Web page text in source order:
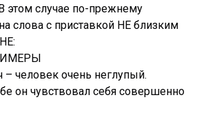
этом случае по-прежнему
слова с приставкой НЕ близким
человек очень неглупый.
он чувствовал себя совершенно